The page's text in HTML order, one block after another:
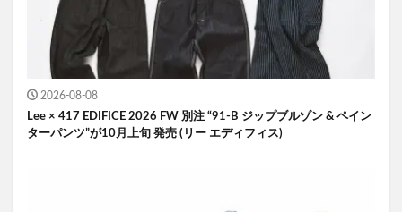
2026-08-08
Lee × 417 EDIFICE 2026 FW 別注 “91-B ジップブルゾン & ペイン
ターパンツ”が10月上旬 発売 (リー エディフィス)